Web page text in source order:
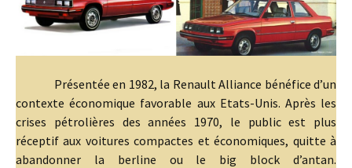
Présentée en 1982, la Renault Alliance bénéfice d’un
contexte économique favorable aux Etats-Unis. Après les
crises pétrolières des années 1970, le public est plus
réceptif aux voitures compactes et économiques, quitte à
abandonner la berline ou le big block d’antan.